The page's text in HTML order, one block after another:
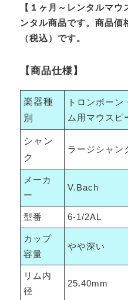
【１ヶ月～レンタルマ
ンタル商品です。商品価
（税込）です。
【商品仕様】
楽器種
別
トロンボーン
ム用マウスピ
シャン
ク
ラージシャン
メーカ
ー
V.Bach
型番 6-1/2AL
カップ
容量
やや深い
リム内
径
25.40mm